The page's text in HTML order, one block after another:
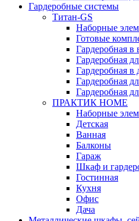
Гардеробные системы
Титан-GS
Наборные
Готовые
Гардеробная в
Гардеробная
Гардеробная в
Гардеробная
Гардеробная
ПРАКТИК HOME
Наборные
Детская
Ванная
Балконы
Гараж
Шкаф и
Гостинная
Кухня
Офис
Дача